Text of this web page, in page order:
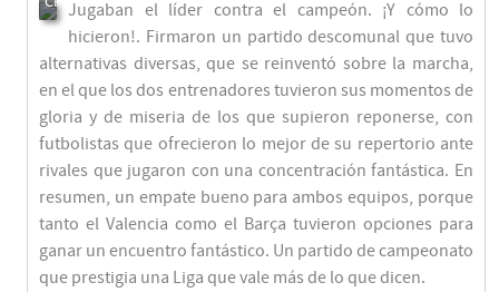
Jugaban el líder contra el campeón. ¡Y cómo lo
hicieron!. Firmaron un partido descomunal que tuvo
alternativas diversas, que se reinventó sobre la marcha,
en el que los dos entrenadores tuvieron sus momentos de
gloria y de miseria de los que supieron reponerse, con
futbolistas que ofrecieron lo mejor de su repertorio ante
rivales que jugaron con una concentración fantástica. En
resumen, un empate bueno para ambos equipos, porque
tanto el Valencia como el Barça tuvieron opciones para
ganar un encuentro fantástico. Un partido de campeonato
que prestigia una Liga que vale más de lo que dicen.